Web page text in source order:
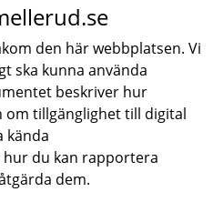
den här webbplatsen. Vi
ska kunna använda
beskriver hur
om tillgänglighet till digital
kända
du kan rapportera
dem.